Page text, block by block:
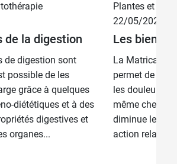
de la digestion
de digestion sont
possible de les
grâce à quelques
diététiques et à des
digestives et
organes...
Plantes et
22/05/2026
Les
La Matricaire
permet de
les douleurs
même chez
diminue les
action